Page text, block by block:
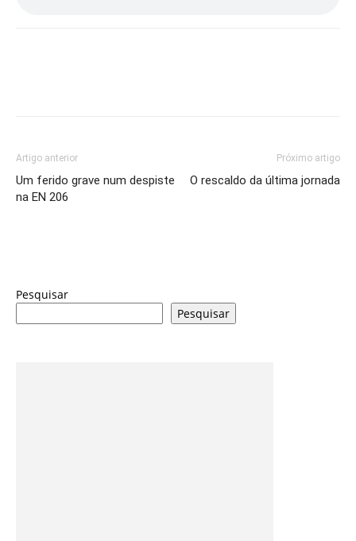
Artigo anterior
Um ferido grave num despiste
na EN 206
Próximo artigo
O rescaldo da última jornada
Pesquisar
Pesquisar